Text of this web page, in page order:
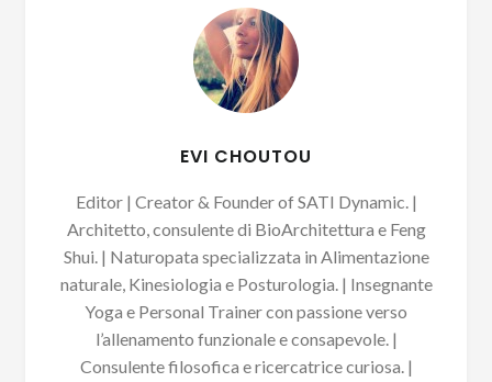
EVI CHOUTOU
Editor | Creator & Founder of SATI Dynamic. |
Architetto, consulente di BioArchitettura e Feng
Shui. | Naturopata specializzata in Alimentazione
naturale, Kinesiologia e Posturologia. | Insegnante
Yoga e Personal Trainer con passione verso
l’allenamento funzionale e consapevole. |
Consulente filosofica e ricercatrice curiosa. |